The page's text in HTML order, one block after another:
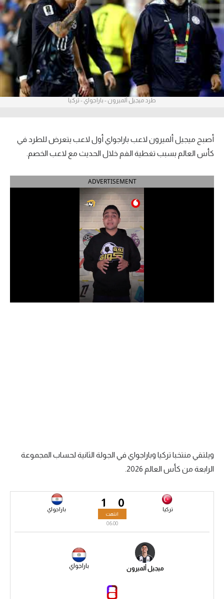
آراء حرة
ركن الألعاب
بطولات
أمريكا 2026
الدوري الإسباني
الدوري الإيطالي
الدوري السعودي للمحترفين
دوري أبطال إفريقيا
سعودي في الجول
الدوري الإسباني
طرد ميجيل ألميرون - باراجواي - تركيا
أصبح ميجيل ألميرون لاعب باراجواي أول لاعب يتعرض للطرد في
كأس العالم بسبب تغطية الفم خلال الحديث مع لاعب الخصم.
ADVERTISEMENT
ويلتقي منتخبا تركيا وباراجواي في الجولة الثانية لحساب المجموعة
الرابعة من كأس العالم 2026.
0 تركيا 1 باراجواي
انتهت
06:00
ميجيل ألميرون باراجواي